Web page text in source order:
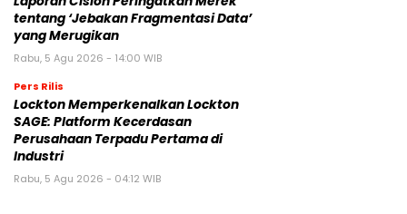
tentang ‘Jebakan Fragmentasi Data’
yang Merugikan
Rabu, 5 Agu 2026 - 14:00 WIB
Pers Rilis
Lockton Memperkenalkan Lockton
SAGE: Platform Kecerdasan
Perusahaan Terpadu Pertama di
Industri
Rabu, 5 Agu 2026 - 04:12 WIB